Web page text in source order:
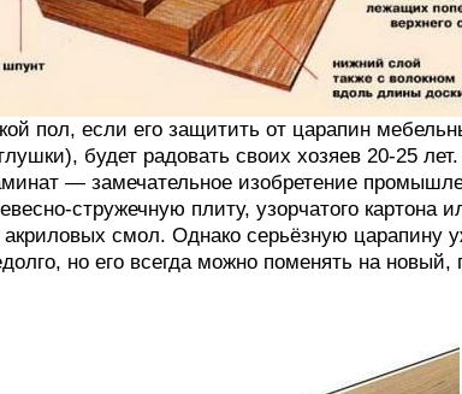
пол, если его защитить от царапин
будет радовать своих хозяев 20-25 лет.
— замечательное изобретение
стружечную плиту, узорчатого картона
акриловых смол. Однако серьёзную царапину
но его всегда можно поменять на новый,